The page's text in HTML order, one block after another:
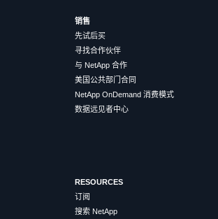
销售
先试后买
寻找合作伙伴
与 NetApp 合作
美国公共部门合同
NetApp OnDemand 消费模式
数据远见者中心
RESOURCES
订阅
搜索 NetApp